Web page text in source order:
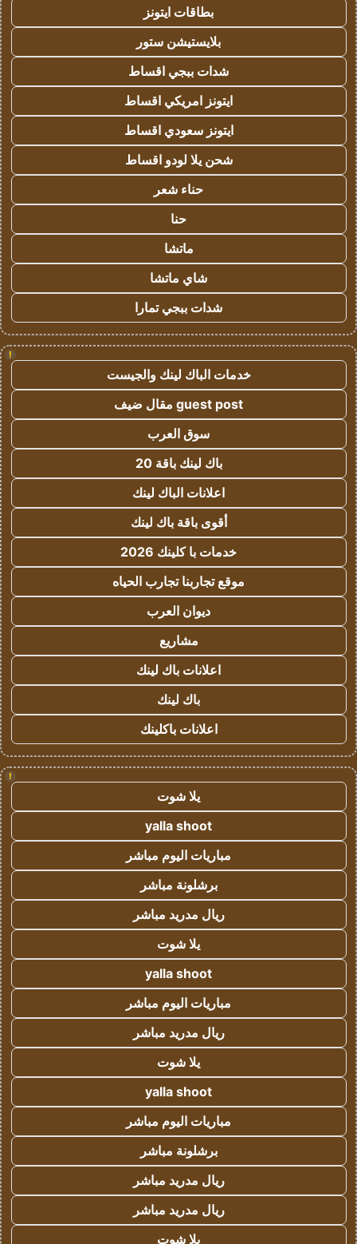
بطاقات ايتونز
بلايستيشن ستور
شدات ببجي اقساط
ايتونز امريكي اقساط
ايتونز سعودي اقساط
شحن يلا لودو اقساط
حناء شعر
حنا
ماتشا
شاي ماتشا
شدات ببجي تمارا
!
خدمات الباك لينك والجيست
guest post مقال ضيف
سوق العرب
باك لينك باقة 20
اعلانات الباك لينك
أقوى باقة باك لينك
خدمات با كلينك 2026
موقع تجاربنا تجارب الحياه
ديوان العرب
مشاريع
اعلانات باك لينك
باك لينك
اعلانات باكلينك
!
يلا شوت
yalla shoot
مباريات اليوم مباشر
برشلونة مباشر
ريال مدريد مباشر
يلا شوت
yalla shoot
مباريات اليوم مباشر
ريال مدريد مباشر
يلا شوت
yalla shoot
مباريات اليوم مباشر
برشلونة مباشر
ريال مدريد مباشر
ريال مدريد مباشر
يلا شوت